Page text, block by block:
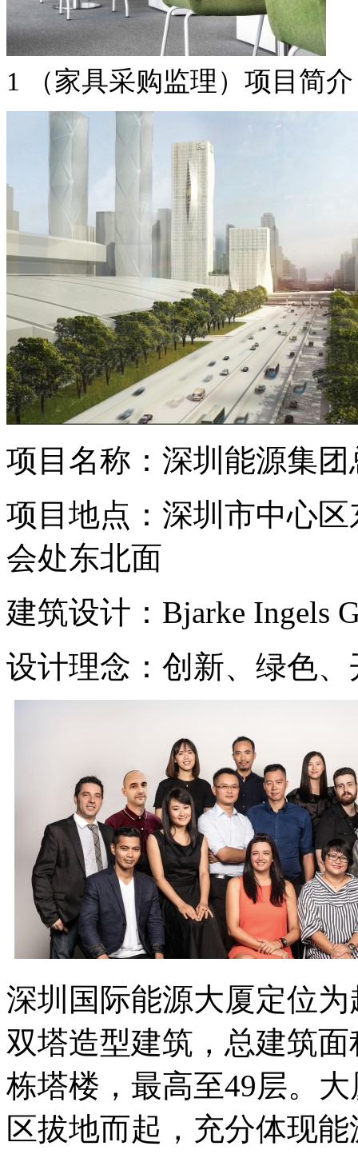
家具
饰品
材料·设备
家居设计
行业展会
1 （家具采购监理）项目简介
项目名称： 深圳能源集
项目地点： 深圳市中心
会处东北面
建筑设计：Bjarke Ingels
设计理念：创新、绿色
深圳国际能源大厦定位为
双塔造型建筑，总建筑面
栋塔楼，最高至49层。
区拔地而起，充分体现